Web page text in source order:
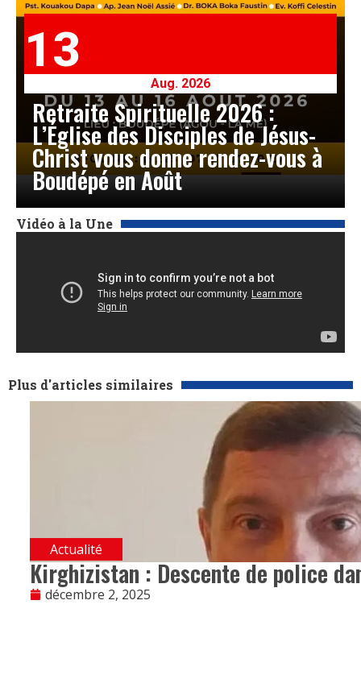
13
Aug. 2026
Retraite Spirituelle 2026 :
L’Église des Disciples de Jésus-
Christ vous donne rendez-vous à
Boudépé en Août
Vidéo à la Une
Plus d'articles similaires
Actualité
Kirghizistan : Descente de police
décembre 2, 2025